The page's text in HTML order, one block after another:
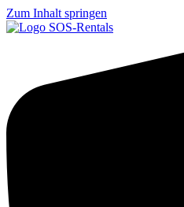
Zum Inhalt springen